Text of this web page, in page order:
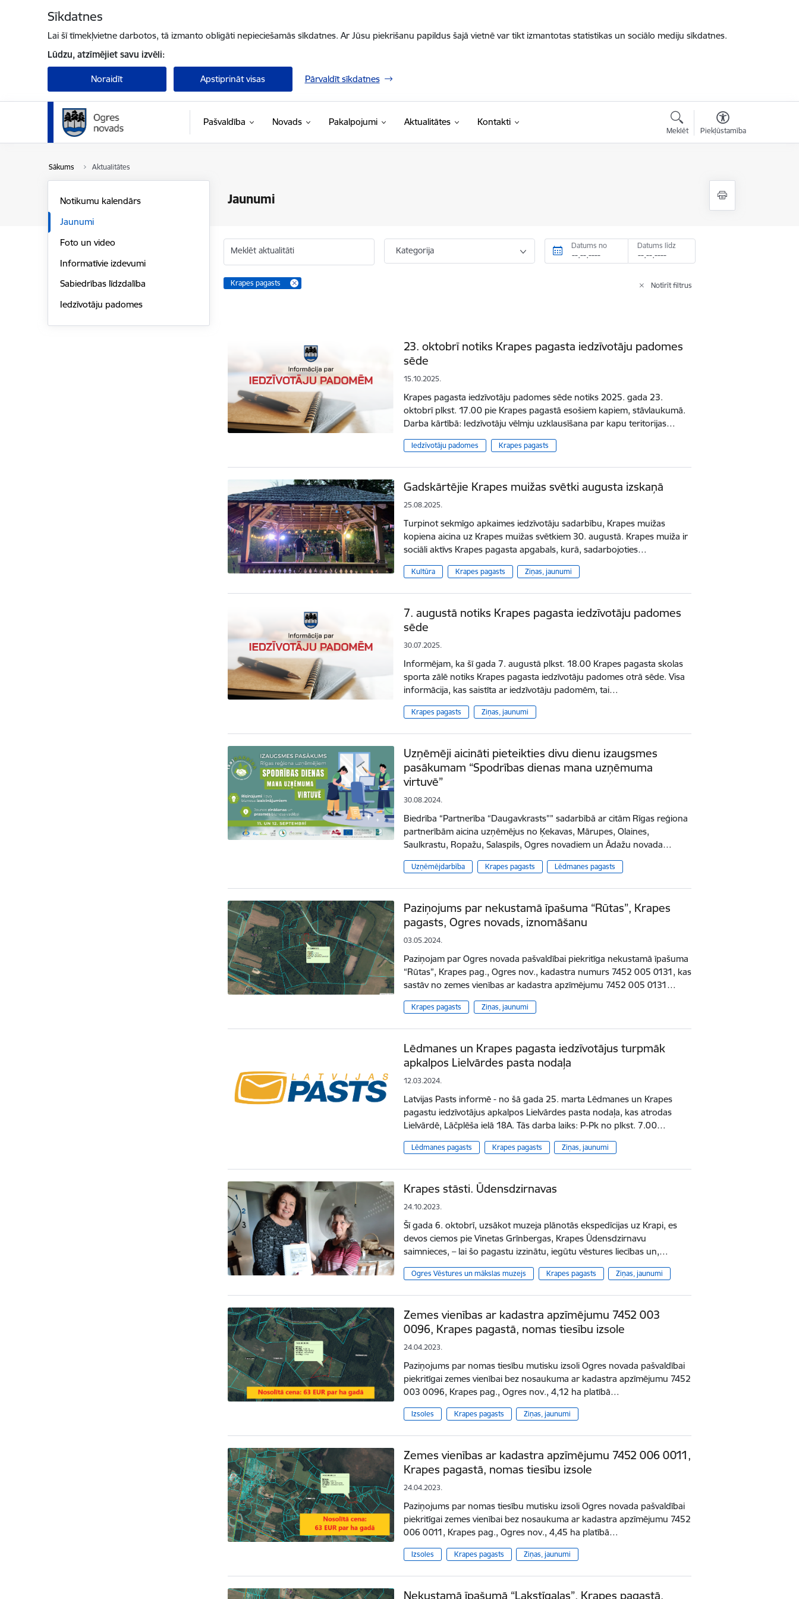
Sīkdatnes
Lai šī tīmekļvietne darbotos, tā izmanto obligāti nepieciešamās sīkdatnes. Ar Jūsu piekrišanu papildus šajā vietnē var tikt izmantotas statistikas un sociālo mediju sīkdatnes.
Lūdzu, atzīmējiet savu izvēli:
Noraidīt Apstiprināt visas Pārvaldīt sīkdatnes
Pašvaldība Novads Pakalpojumi Aktualitātes Kontakti
Meklēt Piekļūstamība
Sākums Aktualitātes
Jaunumi
Notikumu kalendārs
Jaunumi
Foto un video
Informatīvie izdevumi
Sabiedrības līdzdalība
Iedzīvotāju padomes
Meklēt aktualitāti Kategorija Datums no Datums līdz
Krapes pagasts Notīrīt filtrus
23. oktobrī notiks Krapes pagasta iedzīvotāju padomes
sēde
15.10.2025.
Krapes pagasta iedzīvotāju padomes sēde notiks 2025. gada 23.
oktobrī plkst. 17.00 pie Krapes pagastā esošiem kapiem, stāvlaukumā.
Darba kārtībā: Iedzīvotāju vēlmju uzklausīšana par kapu teritorijas…
Iedzīvotāju padomes Krapes pagasts
Gadskārtējie Krapes muižas svētki augusta izskaņā
25.08.2025.
Turpinot sekmīgo apkaimes iedzīvotāju sadarbību, Krapes muižas
kopiena aicina uz Krapes muižas svētkiem 30. augustā. Krapes muiža ir
sociāli aktīvs Krapes pagasta apgabals, kurā, sadarbojoties…
Kultūra Krapes pagasts Ziņas, jaunumi
7. augustā notiks Krapes pagasta iedzīvotāju padomes
sēde
30.07.2025.
Informējam, ka šī gada 7. augustā plkst. 18.00 Krapes pagasta skolas
sporta zālē notiks Krapes pagasta iedzīvotāju padomes otrā sēde. Visa
informācija, kas saistīta ar iedzīvotāju padomēm, tai…
Krapes pagasts Ziņas, jaunumi
Uzņēmēji aicināti pieteikties divu dienu izaugsmes
pasākumam “Spodrības dienas mana uzņēmuma
virtuvē”
30.08.2024.
Biedrība “Partnerība “Daugavkrasts”” sadarbībā ar citām Rīgas reģiona
partnerībām aicina uzņēmējus no Ķekavas, Mārupes, Olaines,
Saulkrastu, Ropažu, Salaspils, Ogres novadiem un Ādažu novada…
Uzņēmējdarbība Krapes pagasts Lēdmanes pagasts
Paziņojums par nekustamā īpašuma “Rūtas”, Krapes
pagasts, Ogres novads, iznomāšanu
03.05.2024.
Paziņojam par Ogres novada pašvaldībai piekritīga nekustamā īpašuma
“Rūtas”, Krapes pag., Ogres nov., kadastra numurs 7452 005 0131, kas
sastāv no zemes vienības ar kadastra apzīmējumu 7452 005 0131…
Krapes pagasts Ziņas, jaunumi
Lēdmanes un Krapes pagasta iedzīvotājus turpmāk
apkalpos Lielvārdes pasta nodaļa
12.03.2024.
Latvijas Pasts informē - no šā gada 25. marta Lēdmanes un Krapes
pagastu iedzīvotājus apkalpos Lielvārdes pasta nodaļa, kas atrodas
Lielvārdē, Lāčplēša ielā 18A. Tās darba laiks: P-Pk no plkst. 7.00…
Lēdmanes pagasts Krapes pagasts Ziņas, jaunumi
Krapes stāsti. Ūdensdzirnavas
24.10.2023.
Šī gada 6. oktobrī, uzsākot muzeja plānotās ekspedīcijas uz Krapi, es
devos ciemos pie Vinetas Grīnbergas, Krapes Ūdensdzirnavu
saimnieces, – lai šo pagastu izzinātu, iegūtu vēstures liecības un,…
Ogres Vēstures un mākslas muzejs Krapes pagasts Ziņas, jaunumi
Zemes vienības ar kadastra apzīmējumu 7452 003
0096, Krapes pagastā, nomas tiesību izsole
24.04.2023.
Paziņojums par nomas tiesību mutisku izsoli Ogres novada pašvaldībai
piekritīgai zemes vienībai bez nosaukuma ar kadastra apzīmējumu 7452
003 0096, Krapes pag., Ogres nov., 4,12 ha platībā…
Izsoles Krapes pagasts Ziņas, jaunumi
Zemes vienības ar kadastra apzīmējumu 7452 006 0011,
Krapes pagastā, nomas tiesību izsole
24.04.2023.
Paziņojums par nomas tiesību mutisku izsoli Ogres novada pašvaldībai
piekritīgai zemes vienībai bez nosaukuma ar kadastra apzīmējumu 7452
006 0011, Krapes pag., Ogres nov., 4,45 ha platībā…
Izsoles Krapes pagasts Ziņas, jaunumi
Nekustamā īpašumā “Lakstīgalas”, Krapes pagastā,